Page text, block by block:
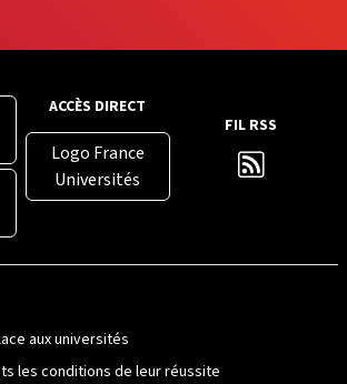
ACCÈS DIRECT
Logo France
Universités
FIL RSS
aux universités
les conditions de leur réussite